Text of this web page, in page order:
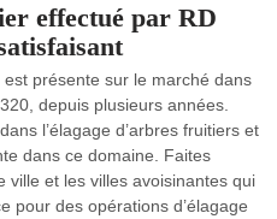
effectué par RD
présente sur le marché dans
depuis plusieurs années.
l’élagage d’arbres fruitiers et
dans ce domaine. Faites
ville et les villes avoisinantes qui
pour des opérations d’élagage